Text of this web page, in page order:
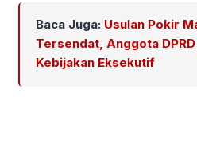
Baca Juga: Usulan Pokir
Tersendat, Anggota
Kebijakan Eksekutif